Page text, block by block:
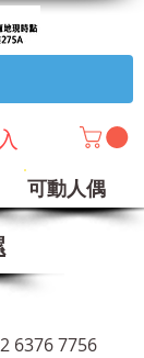
可動人偶
6376 7756